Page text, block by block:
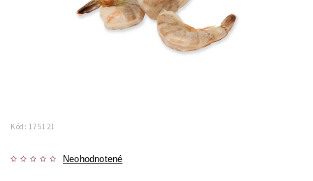
Kód: 175121
Neohodnotené